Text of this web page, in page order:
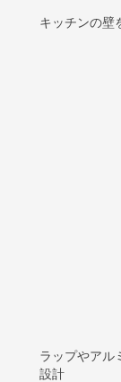
キッチンの壁
ラップやアル
設計